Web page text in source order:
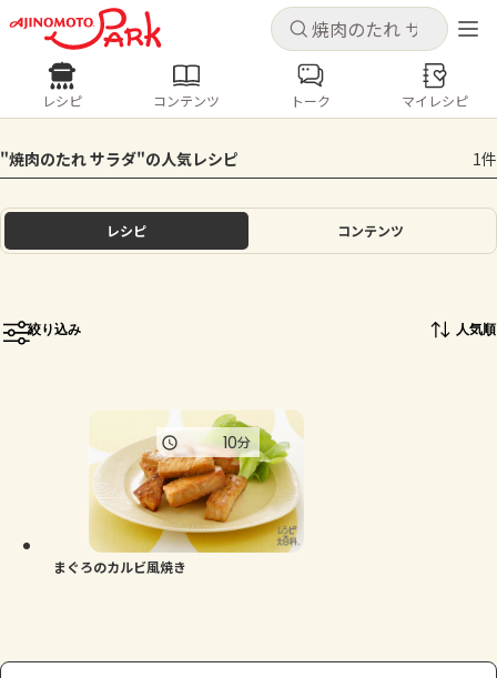
キャンセル
ログインするとレシピを保存できます
ログイン
ホーム
トーク
よくあるお問い合わせ
お買い物
キャンセル
レシピ コンテンツ
人気の食材・レシピ
きゅうり なす トマト
とうもろこし
レシピ コンテンツ トーク マイレシピ
"焼肉のたれ サラダ"の人気レシピ 1件
レシピ コンテンツ
絞り込み 人気順
まぐろのカルビ風焼き
10分